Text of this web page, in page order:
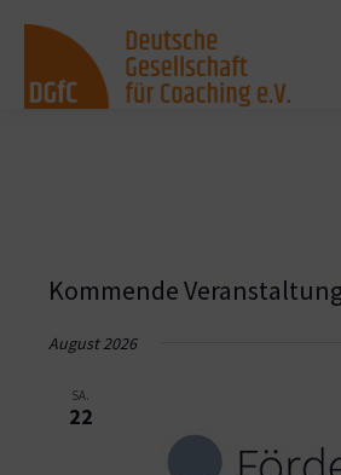
Kommende
August 2026
SA.
22